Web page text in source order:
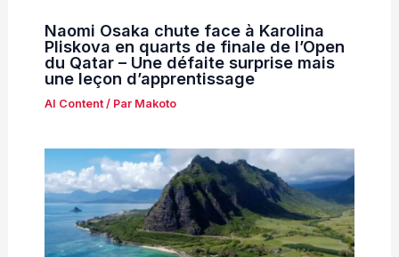
Naomi Osaka chute face à Karolina
Pliskova en quarts de finale de l’Open
du Qatar – Une défaite surprise mais
une leçon d’apprentissage
AI Content/ Par Makoto